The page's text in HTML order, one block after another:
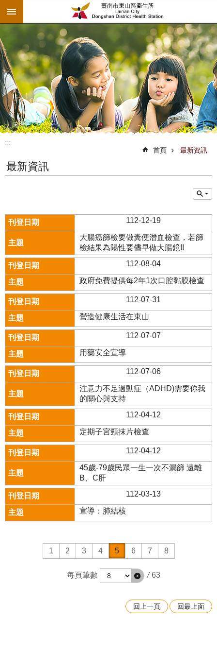
跳到主要內容區塊
:::
首頁 最新資訊
最新資訊
112-12-19
大腸癌篩檢要做糞便潛血檢查，若篩
檢結果為陽性要儘早做大腸鏡!!
112-08-04
政府免費提供每2年1次口腔黏膜檢查
112-07-31
營造健康生活在東山
112-07-07
用藥安全宣導
112-07-06
注意力不足過動症（ADHD)需要你我
的關心與支持
112-04-12
定期子宮頸抹片檢查
112-04-12
45歲-79歲民眾一生一次不漏篩 遠離
B、C肝
112-03-13
宣導：肺結核
1 2 3 4 5 6 7 8
每頁筆數 / 63
回上一頁 回最上面